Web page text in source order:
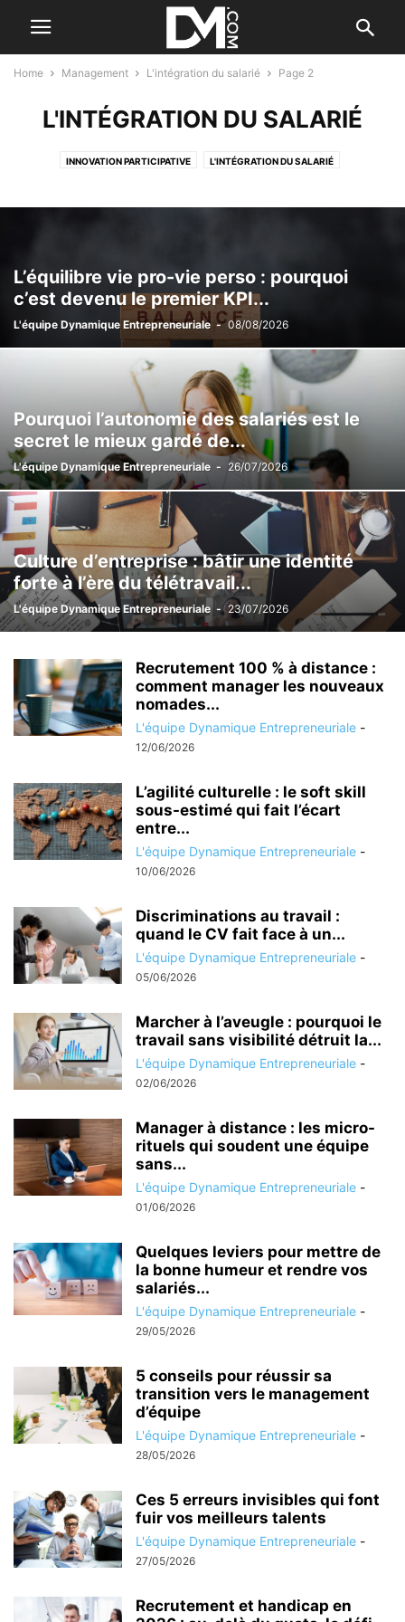
Home Management L'intégration du salarié Page 2
L'INTÉGRATION DU SALARIÉ
INNOVATION PARTICIPATIVE L'INTÉGRATION DU SALARIÉ
LES QUALITÉS DE L'ENTREPRENEUR MANAGEMENT DES COMMERCIAUX
L’équilibre vie pro-vie perso : pourquoi
c’est devenu le premier KPI...
L'équipe Dynamique Entrepreneuriale - 08/08/2026
Pourquoi l’autonomie des salariés est le
secret le mieux gardé de...
L'équipe Dynamique Entrepreneuriale - 26/07/2026
Culture d’entreprise : bâtir une identité
forte à l’ère du télétravail...
L'équipe Dynamique Entrepreneuriale - 23/07/2026
Recrutement 100 % à distance :
comment manager les nouveaux
nomades...
L'équipe Dynamique Entrepreneuriale -
12/06/2026
L’agilité culturelle : le soft skill
sous-estimé qui fait l’écart
entre...
L'équipe Dynamique Entrepreneuriale -
10/06/2026
Discriminations au travail :
quand le CV fait face à un...
L'équipe Dynamique Entrepreneuriale -
05/06/2026
Marcher à l’aveugle : pourquoi le
travail sans visibilité détruit la...
L'équipe Dynamique Entrepreneuriale -
02/06/2026
Manager à distance : les micro-
rituels qui soudent une équipe
sans...
L'équipe Dynamique Entrepreneuriale -
01/06/2026
Quelques leviers pour mettre de
la bonne humeur et rendre vos
salariés...
L'équipe Dynamique Entrepreneuriale -
29/05/2026
5 conseils pour réussir sa
transition vers le management
d’équipe
L'équipe Dynamique Entrepreneuriale -
28/05/2026
Ces 5 erreurs invisibles qui font
fuir vos meilleurs talents
L'équipe Dynamique Entrepreneuriale -
27/05/2026
Recrutement et handicap en